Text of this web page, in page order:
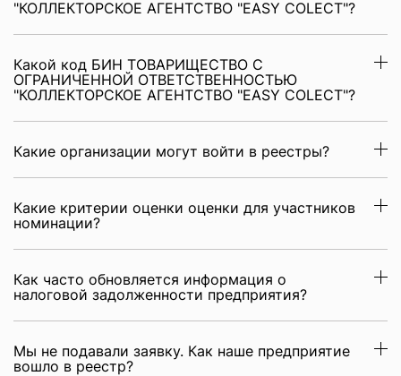
"КОЛЛЕКТОРСКОЕ АГЕНТСТВО "EASY COLECT"?
Какой код БИН ТОВАРИЩЕСТВО С
ОГРАНИЧЕННОЙ ОТВЕТСТВЕННОСТЬЮ
"КОЛЛЕКТОРСКОЕ АГЕНТСТВО "EASY COLECT"?
Какие организации могут войти в реестры?
Какие критерии оценки оценки для участников
номинации?
Как часто обновляется информация о
налоговой задолженности предприятия?
Мы не подавали заявку. Как наше предприятие
вошло в реестр?